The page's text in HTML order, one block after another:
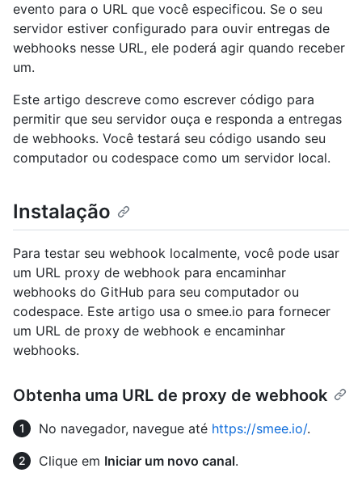
evento para o URL que você especificou. Se o seu
servidor estiver configurado para ouvir entregas de
webhooks nesse URL, ele poderá agir quando receber
um.
Este artigo descreve como escrever código para
permitir que seu servidor ouça e responda a entregas
de webhooks. Você testará seu código usando seu
computador ou codespace como um servidor local.
Instalação
Para testar seu webhook localmente, você pode usar
um URL proxy de webhook para encaminhar
webhooks do GitHub para seu computador ou
codespace. Este artigo usa o smee.io para fornecer
um URL de proxy de webhook e encaminhar
webhooks.
Obtenha uma URL de proxy de webhook
No navegador, navegue até https://smee.io/.
Clique em Iniciar um novo canal.